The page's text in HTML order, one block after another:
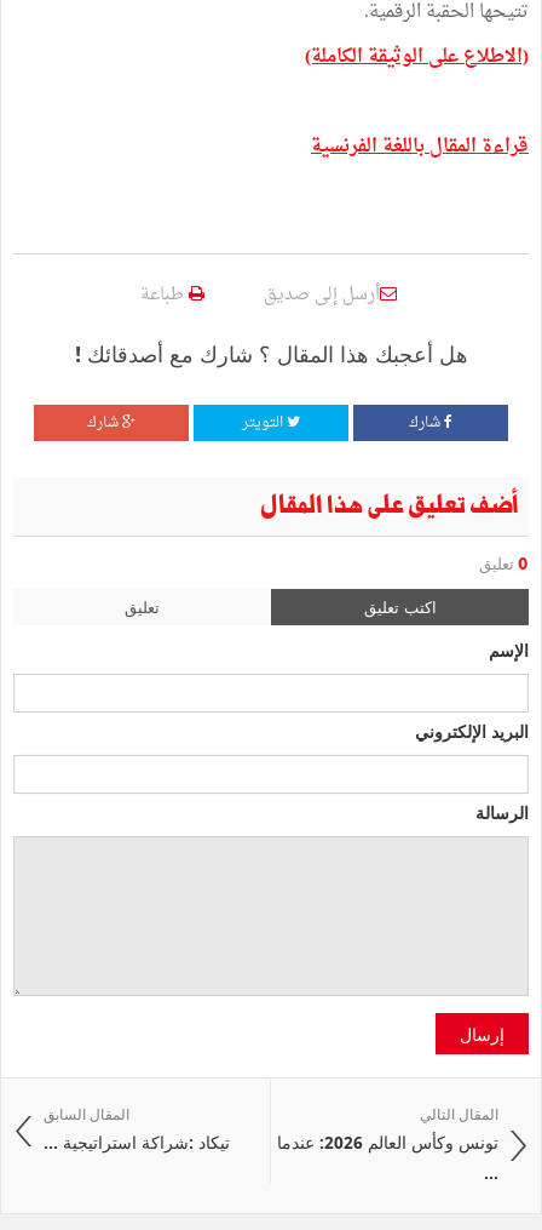
تتيحها الحقبة الرقمية.
(الاطلاع على الوثيقة الكاملة)
قراءة المقال باللغة الفرنسية
أرسل إلى صديق طباعة
هل أعجبك هذا المقال ؟ شارك مع أصدقائك !
شارك التويتر شارك
أضف تعليق على هذا المقال
0 تعليق
اكتب تعليق تعليق
الإسم
البريد الإلكتروني
الرسالة
إرسال
المقال السابق
تيكاد :شراكة استراتيجية ...
المقال التالي
تونس وكأس العالم 2026: عندما
...